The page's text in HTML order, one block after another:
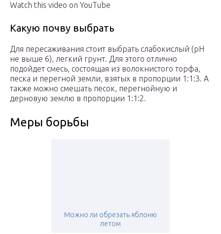
Watch this video on YouTube
Какую почву выбрать
Для пересаживания стоит выбрать слабокислый (рН
не выше 6), легкий грунт. Для этого отлично
подойдет смесь, состоящая из волокнистого торфа,
песка и перегной земли, взятых в пропорции 1:1:3. А
также можно смешать песок, перегнойную и
дерновую землю в пропорции 1:1:2.
Меры борьбы
Можно ли обрезать яблоню
летом